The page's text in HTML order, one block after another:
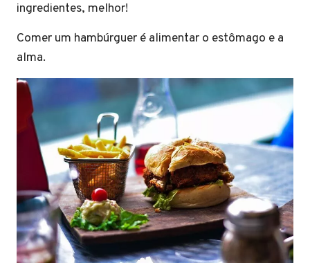
ingredientes, melhor!
Comer um hambúrguer é alimentar o estômago e a
alma.